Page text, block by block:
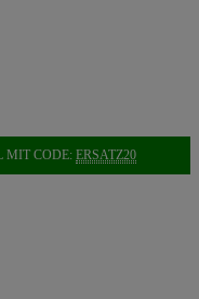
MIT CODE: ERSATZ20